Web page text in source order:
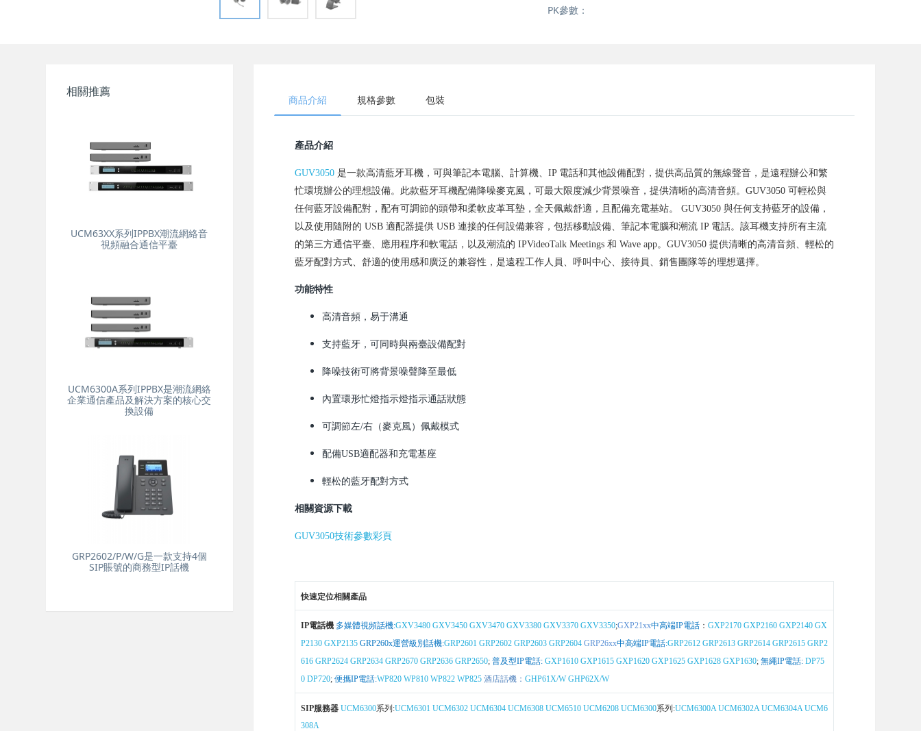
PK參數：
商品介紹 規格參數 包裝
產品介紹
GUV3050是一款高清藍牙耳機，可與筆記本電腦、計算機、IP 電話和其他設備配對，提供高品質的無線聲音，是遠程辦公和繁
忙環境辦公的理想設備。此款藍牙耳機配備降噪麥克風，可最大限度減少背景噪音，提供清晰的高清音頻。GUV3050 可輕松與
任何藍牙設備配對，配有可調節的頭帶和柔軟皮革耳墊，全天佩戴舒適，且配備充電基站。 GUV3050 與任何支持藍牙的設備，
以及使用隨附的 USB 適配器提供 USB 連接的任何設備兼容，包括移動設備、筆記本電腦和潮流 IP 電話。該耳機支持所有主流
的第三方通信平臺、應用程序和軟電話，以及潮流的 IPVideoTalk Meetings 和 Wave app。GUV3050 提供清晰的高清音頻、輕松的
藍牙配對方式、舒適的使用感和廣泛的兼容性，是遠程工作人員、呼叫中心、接待員、銷售團隊等的理想選擇。
功能特性
高清音頻，易于溝通
支持藍牙，可同時與兩臺設備配對
降噪技術可將背景噪聲降至最低
內置環形忙燈指示燈指示通話狀態
可調節左/右（麥克風）佩戴模式
配備USB適配器和充電基座
輕松的藍牙配對方式
相關資源下載
GUV3050技術參數彩頁
快速定位相關產品
IP電話機 多媒體視頻話機:GXV3480 GXV3450 GXV3470 GXV3380 GXV3370 GXV3350;GXP21xx中高端IP電話： GXP2170 GXP2160 GXP2140 GX
P2130 GXP2135 GRP260x運營級別話機:GRP2601 GRP2602 GRP2603 GRP2604 GRP26xx中高端IP電話:GRP2612 GRP2613 GRP2614 GRP2615 GRP2
616 GRP2624 GRP2634 GRP2670 GRP2636 GRP2650; 普及型IP電話: GXP1610 GXP1615 GXP1620 GXP1625 GXP1628 GXP1630; 無繩IP電話: DP75
0 DP720; 便攜IP電話:WP820 WP810 WP822 WP825 酒店話機： GHP61X/W GHP62X/W
SIP服務器 UCM6300系列:UCM6301 UCM6302 UCM6304 UCM6308 UCM6510 UCM6208 UCM6300系列:UCM6300A UCM6302A UCM6304A UCM6
308A
相關推薦
UCM63XX系列IPPBX潮流網絡音
視頻融合通信平臺
UCM6300A系列IPPBX是潮流網絡
企業通信產品及解決方案的核心交
換設備
GRP2602/P/W/G是一款支持4個
SIP賬號的商務型IP話機